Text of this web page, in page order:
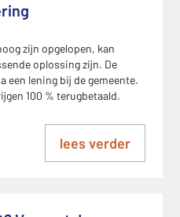
zijn opgelopen, kan
oplossing zijn. De
een lening bij de gemeente.
100 % terugbetaald.
lees verder